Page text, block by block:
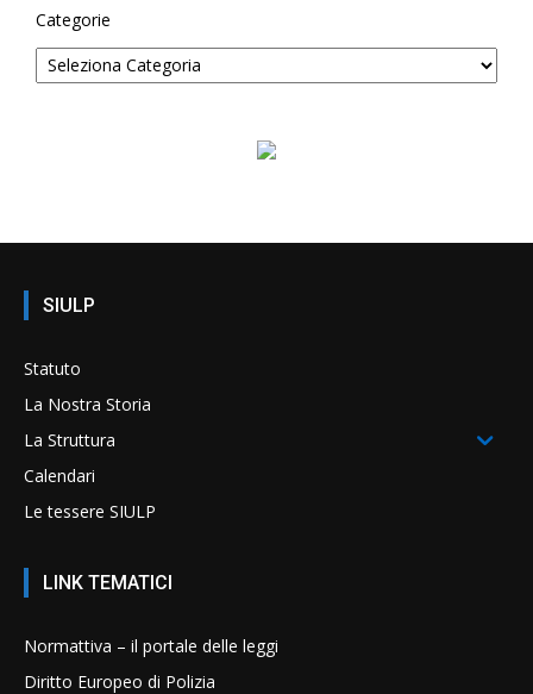
Categorie
SIULP
Statuto
La Nostra Storia
La Struttura
Calendari
Le tessere SIULP
LINK TEMATICI
Normattiva – il portale delle leggi
Diritto Europeo di Polizia